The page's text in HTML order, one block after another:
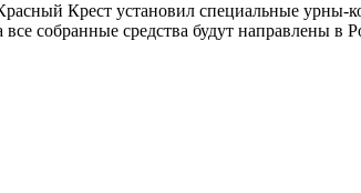
Крест установил специальные
собранные средства будут направлены в